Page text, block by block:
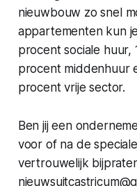
nieuwbouw zo snel
appartementen kun
procent sociale huur,
procent middenhuur
procent vrije sector.
Ben jij een
voor of na de
vertrouwelijk